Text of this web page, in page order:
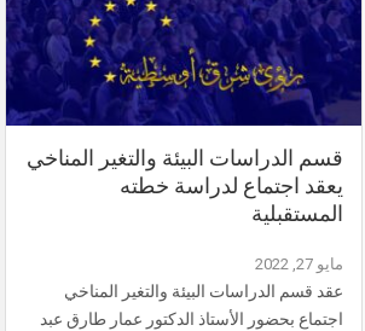
قسم الدراسات البيئة والتغير المناخي
يعقد اجتماع لدراسة خطته
المستقبلية
مايو 27, 2022
عقد قسم الدراسات البيئة والتغير المناخي
اجتماع بحضور الأستاذ الدكتور عمار طارق عبد